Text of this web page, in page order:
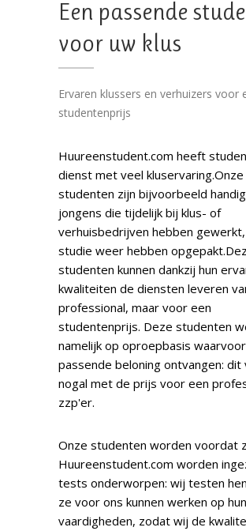
Een passende
voor uw klus
Ervaren klussers en verhuizers voor
studentenprijs
Huureenstudent.com heeft
dienst met veel kluservaring.Onze
studenten zijn bijvoorbeeld
jongens die tijdelijk bij klus- of
verhuisbedrijven hebben
studie weer hebben
studenten kunnen dankzij hun
kwaliteiten de diensten leveren
professional, maar voor een
studentenprijs. Deze studenten
namelijk op oproepbasis
passende beloning ontvangen: dit
nogal met de prijs voor een
zzp'er.
Onze studenten worden voordat
Huureenstudent.com worden
tests onderworpen: wij testen
ze voor ons kunnen werken op hun
vaardigheden, zodat wij de